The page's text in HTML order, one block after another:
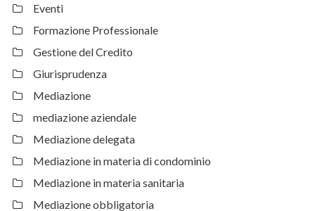
Eventi
Formazione Professionale
Gestione del Credito
Giurisprudenza
Mediazione
mediazione aziendale
Mediazione delegata
Mediazione in materia di condominio
Mediazione in materia sanitaria
Mediazione obbligatoria